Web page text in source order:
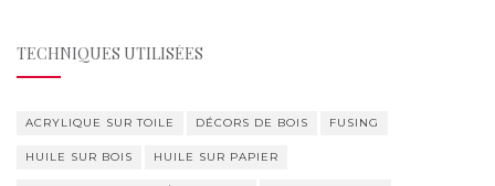
TECHNIQUES UTILISÉES
ACRYLIQUE SUR TOILE DÉCORS DE BOIS FUSING
HUILE SUR BOIS HUILE SUR PAPIER